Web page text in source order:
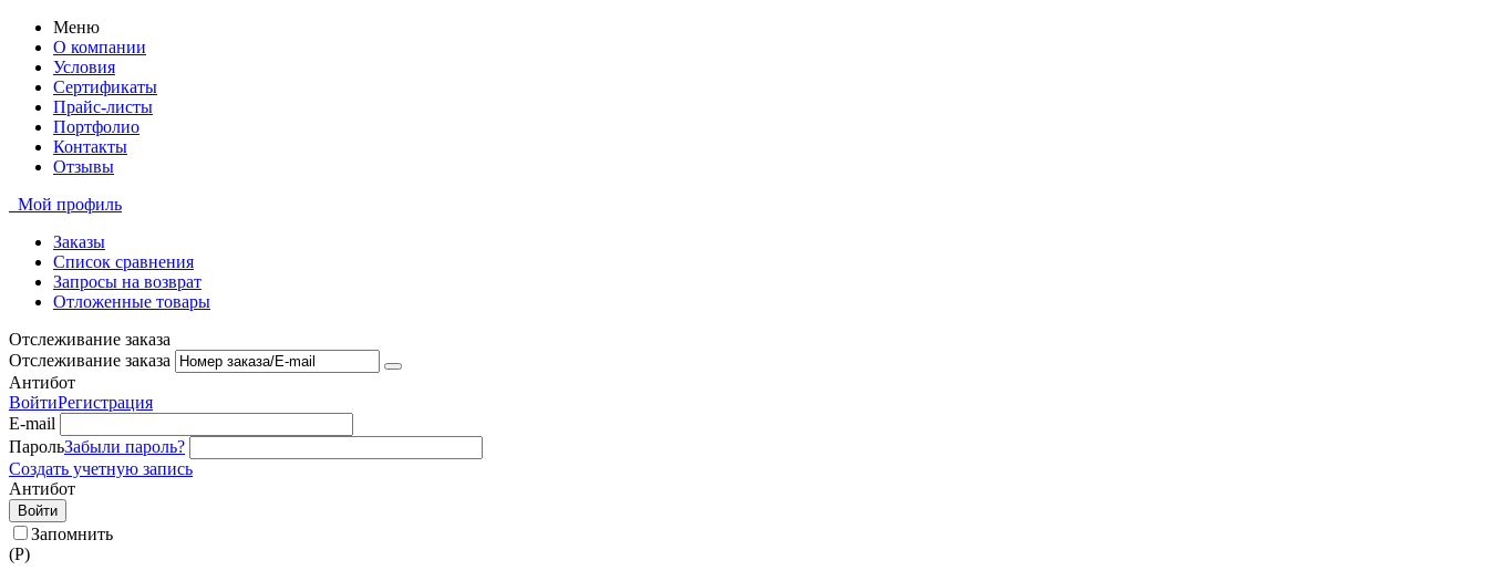
Меню
О компании
Условия
Сертификаты
Прайс-листы
Портфолио
Контакты
Отзывы
Мой профиль
Заказы
Список сравнения
Запросы на возврат
Отложенные товары
Отслеживание заказа
Отслеживание заказа
Антибот
ВойтиРегистрация
E-mail
ПарольЗабыли пароль?
Создать учетную запись
Антибот
Войти
Запомнить
(Р)